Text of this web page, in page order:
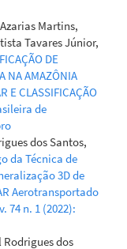
Martins,
Tavares Júnior,
DE
NA AMAZÔNIA
E CLASSIFICAÇÃO
de
dos Santos,
da Técnica de
3D de
Aerotransportado
74 n. 1 (2022):
dos